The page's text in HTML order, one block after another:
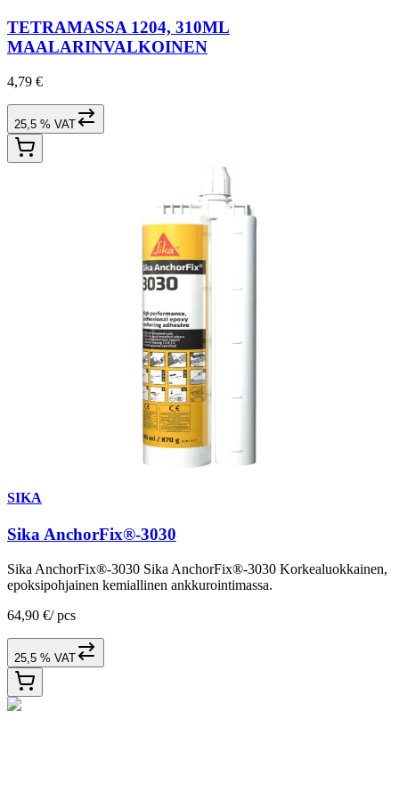
TETRAMASSA 1204, 310ML
MAALARINVALKOINEN
4,79 €
25,5 % VAT
SIKA
Sika AnchorFix®-3030
Sika AnchorFix®-3030 Sika AnchorFix®-3030 Korkealuokkainen,
epoksipohjainen kemiallinen ankkurointimassa.
64,90 €/ pcs
25,5 % VAT